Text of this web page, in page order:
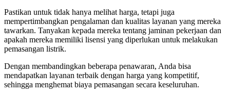
Pastikan untuk tidak hanya melihat harga, tetapi juga
mempertimbangkan pengalaman dan kualitas layanan yang mereka
tawarkan. Tanyakan kepada mereka tentang jaminan pekerjaan dan
apakah mereka memiliki lisensi yang diperlukan untuk melakukan
pemasangan listrik.
Dengan membandingkan beberapa penawaran, Anda bisa
mendapatkan layanan terbaik dengan harga yang kompetitif,
sehingga menghemat biaya pemasangan secara keseluruhan.